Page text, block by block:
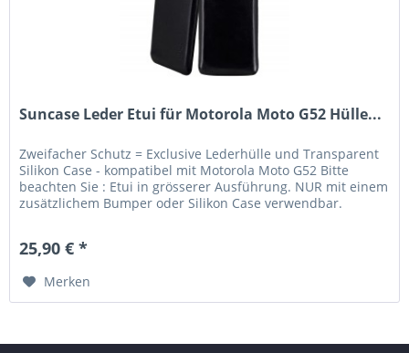
Suncase Leder Etui für Motorola Moto G52 Hülle...
Zweifacher Schutz = Exclusive Lederhülle und Transparent
Silikon Case - kompatibel mit Motorola Moto G52 Bitte
beachten Sie : Etui in grösserer Ausführung. NUR mit einem
zusätzlichem Bumper oder Silikon Case verwendbar.
25,90 € *
Merken